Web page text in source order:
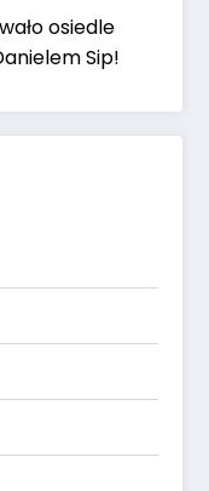
osiedle
Sip!